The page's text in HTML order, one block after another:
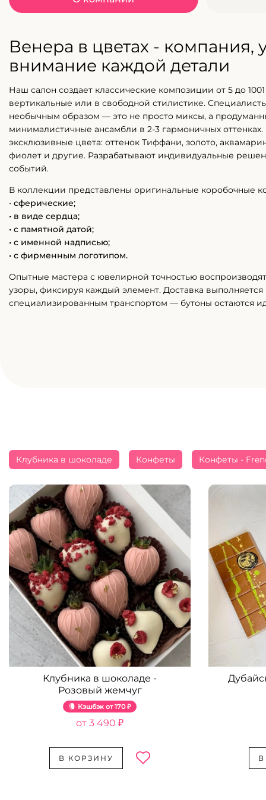
Венера в цветах - компания,
внимание каждой детали
Наш салон создает классические композиции от 5 до
вертикальные или в свободной стилистике.
необычным образом — это не просто миксы, а
минималистичные ансамбли в 2-3 гармоничных
эксклюзивные цвета: оттенок Тиффани, золото,
фиолет и другие. Разрабатывают индивидуальные
событий.
В коллекции представлены оригинальные коробочные
• сферические;
• в виде сердца;
• с памятной датой;
• с именной надписью;
• с фирменным логотипом.
Опытные мастера с ювелирной точностью
узоры, фиксируя каждый элемент. Доставка выполняется
специализированным транспортом — бутоны остаются
Клубника в шоколаде Конфеты Конфеты -
Клубника в шоколаде -
Розовый жемчуг
Кэшбэк 170 ₽
3 490 ₽
В КОРЗИНУ